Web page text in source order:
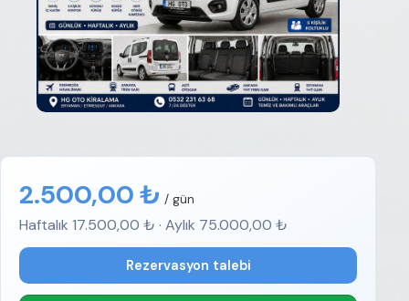
2.500,00 ₺ / gün
Haftalık 17.500,00 ₺ · Aylık 75.000,00 ₺
Rezervasyon talebi